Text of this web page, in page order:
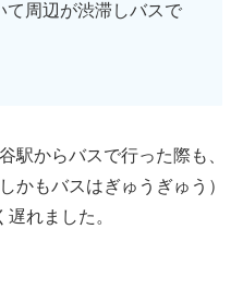
て周辺が渋滞しバスで
駅からバスで行った際も、
かもバスはぎゅうぎゅう）
れました。